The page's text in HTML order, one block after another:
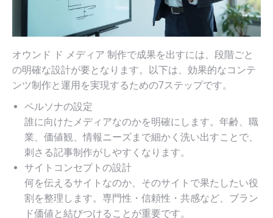
オウンド ド メディア 制作で成果を出すには、段階ごと
の明確な設計が要となります。以下は、効果的なコンテ
ンツ制作と運用を実現するための7ステップです。
ペルソナの設定
誰に向けたメディアなのかを明確にします。年齢、職
業、価値観、情報ニーズまで細かく洗い出すことで、
刺さる記事制作がしやすくなります。
サイトコンセプトの設計
何を伝えるサイトなのか、そのサイトで果たしたい役
割を整理します。専門性・信頼性・共感など、ブラン
ド価値と結びつけることが重要です。